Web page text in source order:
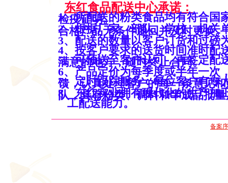
东红食品配送中心承诺：
1、所配送的粉类食品均有符合国
检疫证明。
2、根据厂家、部队、学校、机关
合格产品无条件退回并及时更换。
3、配送的数量以客户订货和过磅
4、按客户要求的送货时间准时配
5、可预送至客户认可，再签定配
满意的地方，随时终止合同。
6、产品定价为每季度或半年一次
7、定时跟踪服务：每位客户有专
馈，认真处理客户的每一条意见
8、东红实业拥有现代化的生产加
队，具有粉类、调料和半成品批
工配送能力。
备案